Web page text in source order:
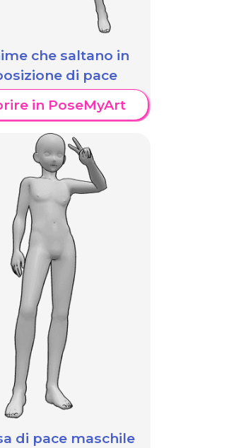
che saltano in
di pace
in PoseMyArt
di pace maschile